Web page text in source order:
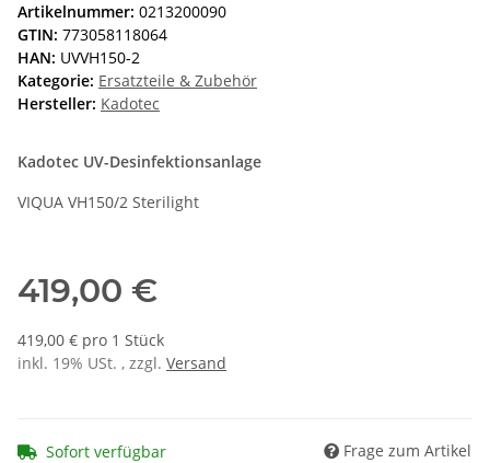
Artikelnummer: 0213200090
GTIN: 773058118064
HAN: UVVH150-2
Kategorie: Ersatzteile & Zubehör
Hersteller: Kadotec
Kadotec UV-Desinfektionsanlage
VIQUA VH150/2 Sterilight
419,00 €
419,00 € pro 1 Stück
inkl. 19% USt. , zzgl. Versand
Sofort verfügbar Frage zum Artikel